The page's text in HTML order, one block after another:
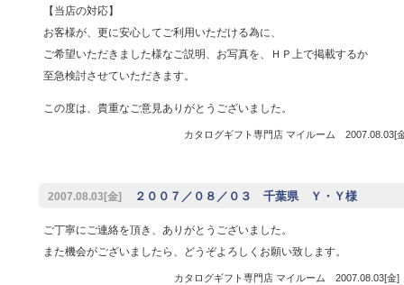
【当店の対応】
お客様が、更に安心してご利用いただける為に、
ご希望いただきました様なご説明、お写真を、ＨＰ上で掲載するか
至急検討させていただきます。
この度は、貴重なご意見ありがとうございました。
カタログギフト専門店 マイルーム
2007.08.03[金] ２００７／０８／０３ 千葉県 Ｙ・Ｙ様
ご丁寧にご連絡を頂き、ありがとうございました。
また機会がございましたら、どうぞよろしくお願い致します。
カタログギフト専門店 マイルーム 2007.08.03[